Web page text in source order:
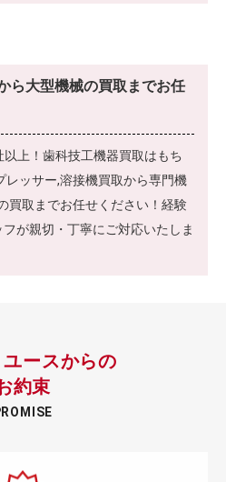
ら大型機械の買取までお任
上！歯科技工機器買取はもち
レッサー,溶接機買取から専門機
買取までお任せください！経験
が親切・丁寧にご対応いたしま
ースからの
約束